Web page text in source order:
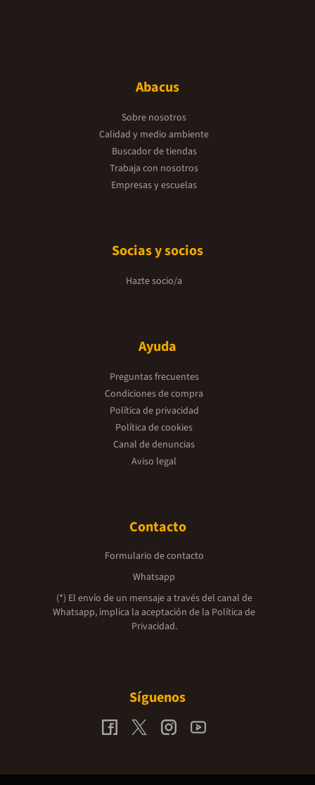
Abacus
Sobre nosotros
Calidad y medio ambiente
Buscador de tiendas
Trabaja con nosotros
Empresas y escuelas
Socias y socios
Hazte socio/a
Ayuda
Preguntas frecuentes
Condiciones de compra
Política de privacidad
Política de cookies
Canal de denuncias
Aviso legal
Contacto
Formulario de contacto
Whatsapp
(*) El envío de un mensaje a través del canal de
Whatsapp, implica la aceptación de la Política de
Privacidad.
Síguenos